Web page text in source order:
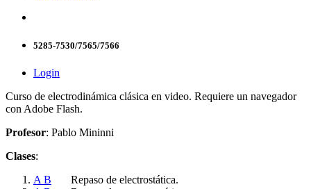
5285-7530/7565/7566
Login
Curso de electrodinámica clásica en video. Requiere un navegador
con Adobe Flash.
Profesor: Pablo Mininni
Clases:
A B Repaso de electrostática.